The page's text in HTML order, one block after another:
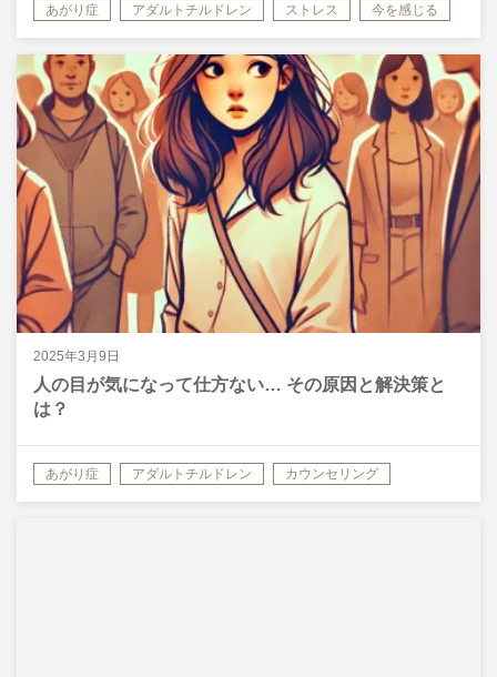
あがり症 アダルトチルドレン ストレス 今を感じる
2025年3月9日
人の目が気になって仕方ない… その原因と解決策と
は？
あがり症 アダルトチルドレン カウンセリング